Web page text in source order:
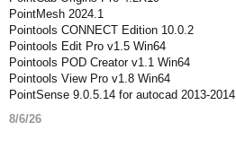
PointMesh 2024.1
Pointools CONNECT Edition 10.0.2
Pointools Edit Pro v1.5 Win64
Pointools POD Creator v1.1 Win64
Pointools View Pro v1.8 Win64
PointSense 9.0.5.14 for autocad 2013-2014
8/6/26